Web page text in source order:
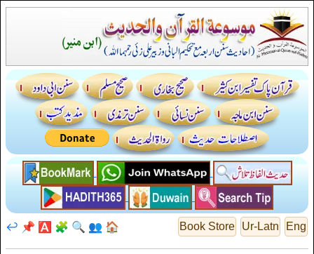
Eng
Ur-Latn
Book Store
🏠
👥
🔍
🧩
🅰️
📌
↩️